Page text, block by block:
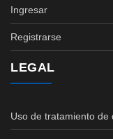
Ingresar
Registrarse
LEGAL
Uso de tratamiento de